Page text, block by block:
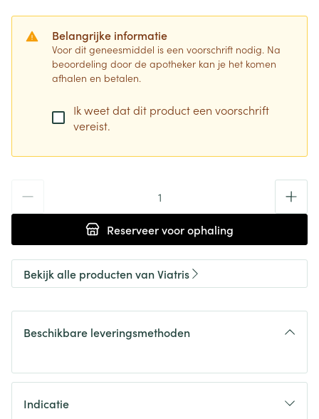
Belangrijke informatie
Voor dit geneesmiddel is een voorschrift nodig. Na
beoordeling door de apotheker kan je het komen
afhalen en betalen.
Ik weet dat dit product een voorschrift
vereist.
Reserveervoor ophaling
Bekijk alle producten van Viatris
Beschikbare leveringsmethoden
Indicatie